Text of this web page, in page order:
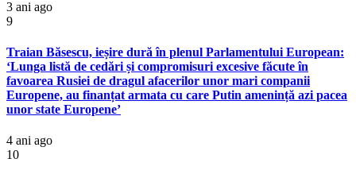
3 ani ago
9
Traian Băsescu, ieșire dură în plenul Parlamentului European:
‘Lunga listă de cedări și compromisuri excesive făcute în
favoarea Rusiei de dragul afacerilor unor mari companii
Europene, au finanțat armata cu care Putin amenință azi pacea
unor state Europene’
4 ani ago
10